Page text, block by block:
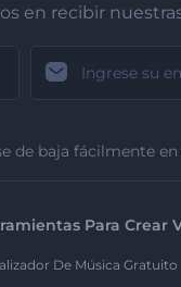
en recibir
de baja fácilmente
Para Crear
De Música Gratuito